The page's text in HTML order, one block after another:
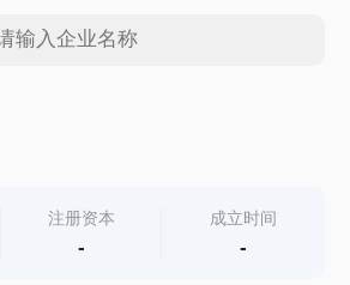
注册资本
-
成立时间
-